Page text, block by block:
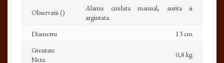
Observatii ()
Alama cizelata manual, aurita si
argintata.
Diametru
13 cm
Greutate
Neta
0,8 kg